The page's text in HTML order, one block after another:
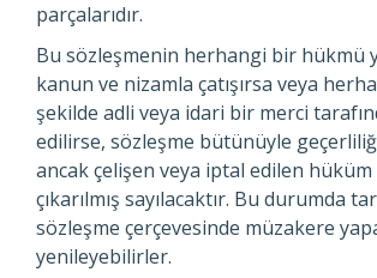
parçalarıdır.
Bu sözleşmenin herhangi bir hükmü
kanun ve nizamla çatışırsa veya
şekilde adli veya idari bir merci
edilirse, sözleşme bütünüyle
ancak çelişen veya iptal edilen
çıkarılmış sayılacaktır. Bu durumda
sözleşme çerçevesinde müzakere
yenileyebilirler.